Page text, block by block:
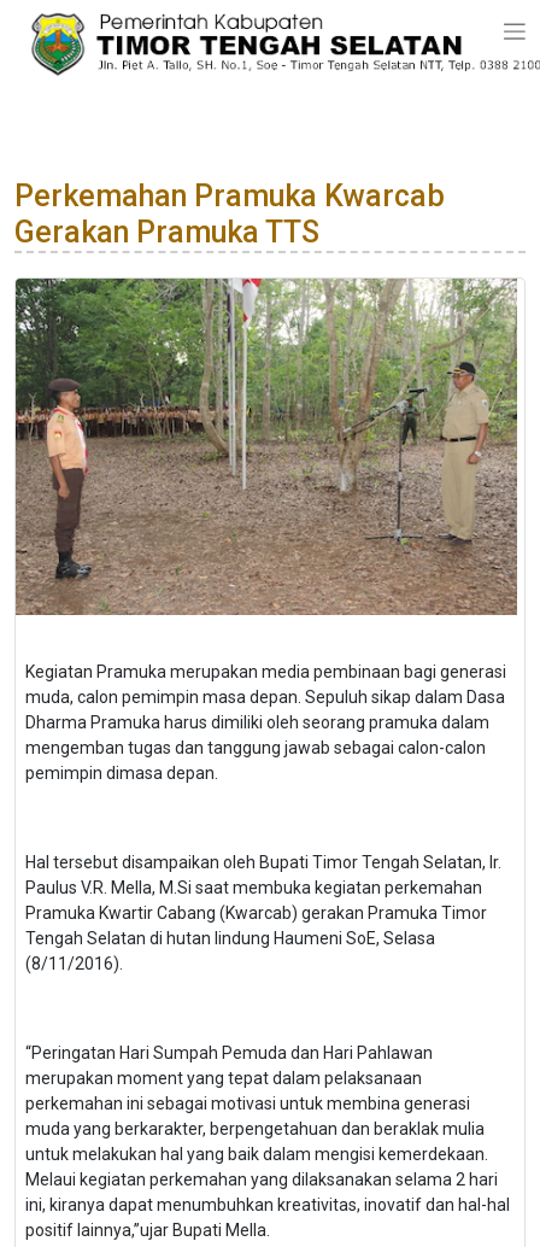
Perkemahan Pramuka Kwarcab
Gerakan Pramuka TTS
Kegiatan Pramuka merupakan media pembinaan bagi generasi
muda, calon pemimpin masa depan. Sepuluh sikap dalam Dasa
Dharma Pramuka harus dimiliki oleh seorang pramuka dalam
mengemban tugas dan tanggung jawab sebagai calon-calon
pemimpin dimasa depan.
Hal tersebut disampaikan oleh Bupati Timor Tengah Selatan, Ir.
Paulus V.R. Mella, M.Si saat membuka kegiatan perkemahan
Pramuka Kwartir Cabang (Kwarcab) gerakan Pramuka Timor
Tengah Selatan di hutan lindung Haumeni SoE, Selasa
(8/11/2016).
“Peringatan Hari Sumpah Pemuda dan Hari Pahlawan
merupakan moment yang tepat dalam pelaksanaan
perkemahan ini sebagai motivasi untuk membina generasi
muda yang berkarakter, berpengetahuan dan beraklak mulia
untuk melakukan hal yang baik dalam mengisi kemerdekaan.
Melaui kegiatan perkemahan yang dilaksanakan selama 2 hari
ini, kiranya dapat menumbuhkan kreativitas, inovatif dan hal-hal
positif lainnya,”ujar Bupati Mella.